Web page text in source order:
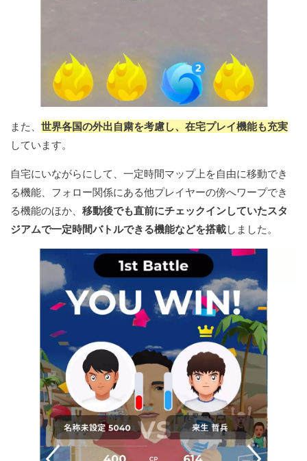
また、 世界各国の外出自粛を考慮し、在宅プレイ機能も充実
しています。
自宅にいながらにして、一定時間マップ上を自由に移動でき
る機能、フォロー関係にある他プレイヤーの傍へワープでき
る機能のほか、 移動後でも直前にチェックインしていたスタ
ジアムで一定時間バトルできる機能などを搭載しました。